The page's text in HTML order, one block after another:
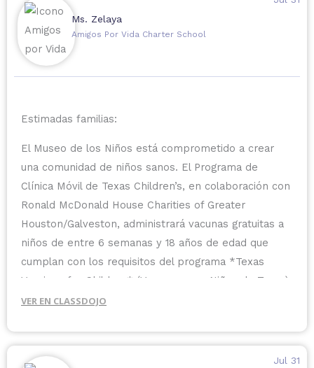
Ms. Zelaya
Amigos Por Vida Charter School
Estimadas familias:
El Museo de los Niños está comprometido a crear
una comunidad de niños sanos. El Programa de
Clínica Móvil de Texas Children’s, en colaboración con
Ronald McDonald House Charities of Greater
Houston/Galveston, administrará vacunas gratuitas a
niños de entre 6 semanas y 18 años de edad que
cumplan con los requisitos del programa *Texas
Vaccines for Children* (Vacunas para Niños de Texas).
Si su hijo ya ha recibido alguna vacuna, es necesario
registro de vacunación del menor.
VER EN CLASSDOJO
Jul 31